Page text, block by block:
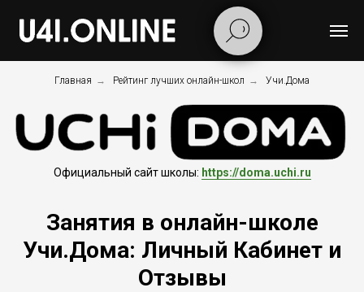
Главная → Рейтинг лучших онлайн-школ → Учи.Дома
Официальный сайт школы: https://doma.uchi.ru
Занятия в онлайн-школе
Учи.Дома: Личный Кабинет и
Отзывы